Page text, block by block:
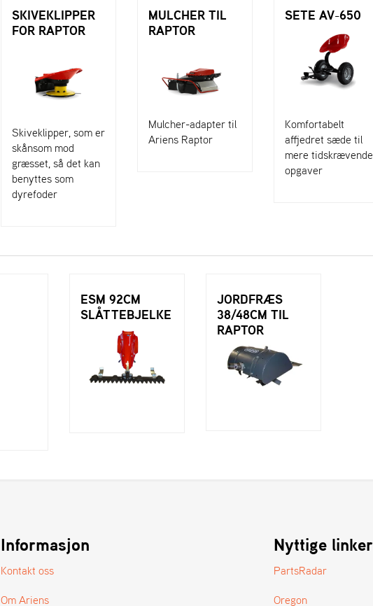
SKIVEKLIPPER
FOR RAPTOR
Skiveklipper, som er
skånsom mod
græsset, så det kan
benyttes som
dyrefoder
MULCHER TIL
RAPTOR
Mulcher-adapter til
Ariens Raptor
SETE AV-650
Komfortabelt
affjedret sæde til
mere tidskrævende
opgaver
ESM 92CM
SLÅTTEBJELKE
JORDFRÆS
38/48CM TIL
RAPTOR
Informasjon
Kontakt oss
Om Ariens
Nyttige linker
PartsRadar
Oregon